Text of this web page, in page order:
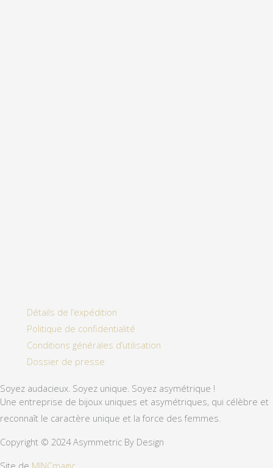
Détails de l’expédition
Politique de confidentialité
Conditions générales d’utilisation
Dossier de presse
Soyez audacieux. Soyez unique. Soyez asymétrique !
Une entreprise de bijoux uniques et asymétriques, qui célèbre et
reconnaît le caractère unique et la force des femmes.
Copyright © 2024 Asymmetric By Design
Site de MINCmagic